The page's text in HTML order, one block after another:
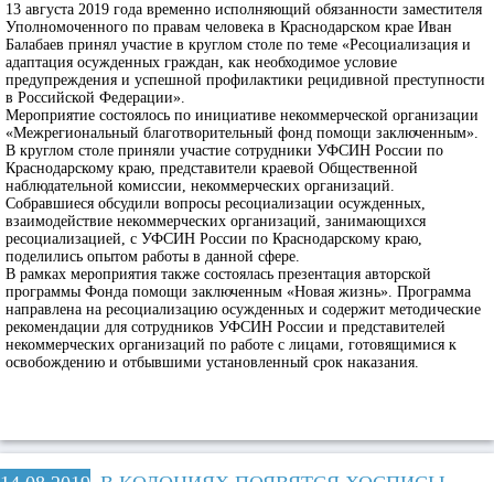
13 августа 2019 года временно исполняющий обязанности заместителя
Уполномоченного по правам человека в Краснодарском крае Иван
Балабаев принял участие в круглом столе по теме «Ресоциализация и
адаптация осужденных граждан, как необходимое условие
предупреждения и успешной профилактики рецидивной преступности
в Российской Федерации».
Мероприятие состоялось по инициативе некоммерческой организации
«Межрегиональный благотворительный фонд помощи заключенным».
В круглом столе приняли участие сотрудники УФСИН России по
Краснодарскому краю, представители краевой Общественной
наблюдательной комиссии, некоммерческих организаций.
Собравшиеся обсудили вопросы ресоциализации осужденных,
взаимодействие некоммерческих организаций, занимающихся
ресоциализацией, с УФСИН России по Краснодарскому краю,
поделились опытом работы в данной сфере.
В рамках мероприятия также состоялась презентация авторской
программы Фонда помощи заключенным «Новая жизнь». Программа
направлена на ресоциализацию осужденных и содержит методические
рекомендации для сотрудников УФСИН России и представителей
некоммерческих организаций по работе с лицами, готовящимися к
освобождению и отбывшими установленный срок наказания.